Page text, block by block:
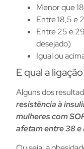
Menor que
Entre 18,5 e
Entre 25 e
desejado)
Igual ou
E qual a
Alguns dos
resistência à
mulheres com
afetam entre 38 e